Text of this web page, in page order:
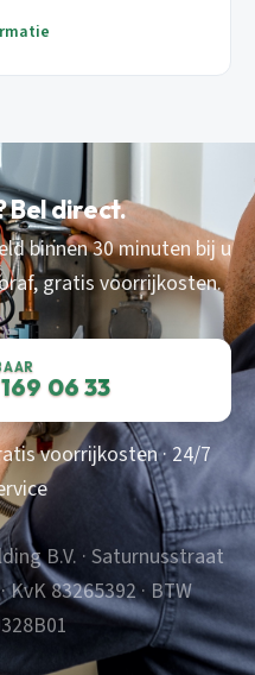
Bel direct.
binnen 30 minuten bij u
gratis voorrijkosten.
06 33
voorrijkosten · 24/7
B.V. · Saturnusstraat
83265392 · BTW